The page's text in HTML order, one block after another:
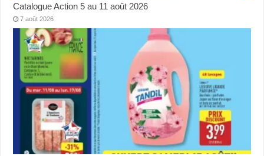
Catalogue Action 5 au 11 août 2026
7 août 2026